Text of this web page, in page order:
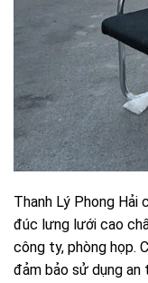
Thanh Lý Phong Hải
đúc lưng lưới cao
công ty, phòng họp.
đảm bảo sử dụng an